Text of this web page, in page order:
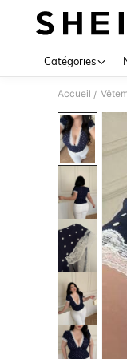
Catégories
Accueil /